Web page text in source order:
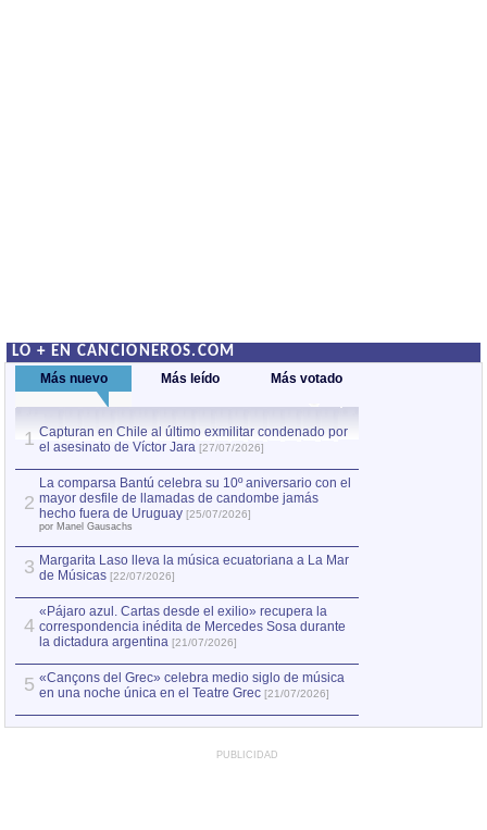
LO + EN CANCIONEROS.COM
Más nuevo Más leído Más votado
1 Capturan en Chile al último exmilitar condenado por
el asesinato de Víctor Jara [27/07/2026]
2
La comparsa Bantú celebra su 10º aniversario con el
mayor desfile de llamadas de candombe jamás
hecho fuera de Uruguay [25/07/2026]
por Manel Gausachs
3 Margarita Laso lleva la música ecuatoriana a La Mar
de Músicas [22/07/2026]
4
«Pájaro azul. Cartas desde el exilio» recupera la
correspondencia inédita de Mercedes Sosa durante
la dictadura argentina [21/07/2026]
5 «Cançons del Grec» celebra medio siglo de música
en una noche única en el Teatre Grec [21/07/2026]
PUBLICIDAD